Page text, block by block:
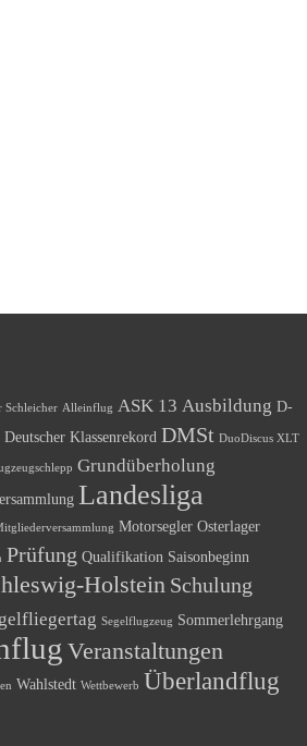
Schleicher Alleinflug ASK 13 Ausbildung D-
Deutscher Klassenrekord DMSt DuoDiscus XLT
Grundüberholung
Landesliga
Motorsegler Osterlager
Prüfung Qualifikation Saisonbeginn
Holstein Schulung
Segelflugzeug Sommerlehrgang
Veranstaltungen
Wahlstedt Wettbewerb Überlandflug